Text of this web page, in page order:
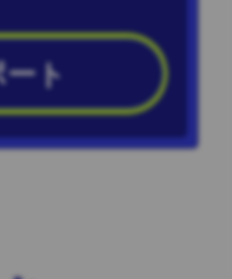
ト